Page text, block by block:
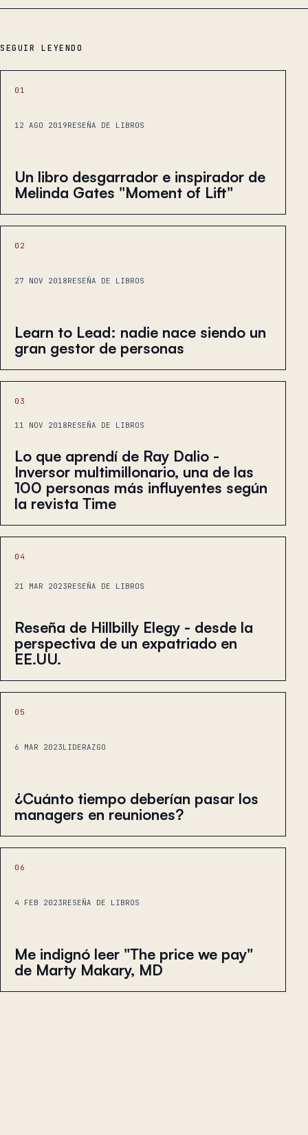
SEGUIR LEYENDO
01
12 AGO 2019RESEÑA DE LIBROS
Un libro desgarrador e inspirador de
Melinda Gates "Moment of Lift"
02
27 NOV 2018RESEÑA DE LIBROS
Learn to Lead: nadie nace siendo un
gran gestor de personas
03
11 NOV 2018RESEÑA DE LIBROS
Lo que aprendí de Ray Dalio -
Inversor multimillonario, una de las
100 personas más influyentes según
la revista Time
04
21 MAR 2023RESEÑA DE LIBROS
Reseña de Hillbilly Elegy - desde la
perspectiva de un expatriado en
EE.UU.
05
6 MAR 2023LIDERAZGO
¿Cuánto tiempo deberían pasar los
managers en reuniones?
06
4 FEB 2023RESEÑA DE LIBROS
Me indignó leer "The price we pay"
de Marty Makary, MD